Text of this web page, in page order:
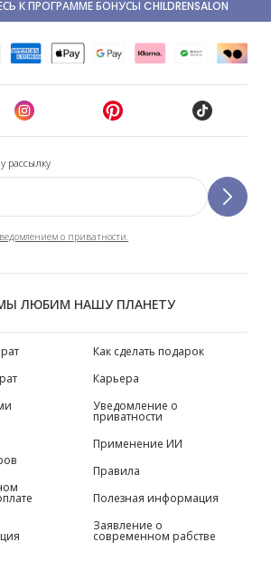
рассылку
о приватности.
ЛЮБИМ НАШУ ПЛАНЕТУ
К ПРОГРАММЕ БОНУСЫ CHILDRENSALON
Как сделать подарок
Карьера
Уведомление о
приватности
Применение ИИ
Правила
Полезная информация
Заявление о
современном рабстве